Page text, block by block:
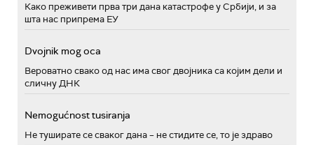
Како преживети прва три дана катастрофе у Србији, и за
шта нас припрема ЕУ
Dvojnik mog oca
Вероватно свако од нас има свог двојника са којим дели и
сличну ДНК
Nemogućnost tusiranja
Не туширате се сваког дана – не стидите се, то је здраво